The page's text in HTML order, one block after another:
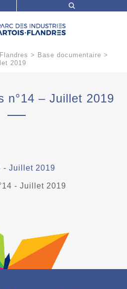
> Base documentaire >
2019
n°14 – Juillet 2019
- Juillet 2019
- Juillet 2019